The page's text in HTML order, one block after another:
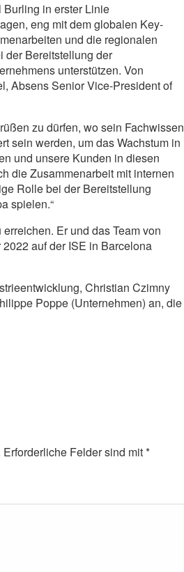
in erster Linie
eng mit dem globalen Key-
und die regionalen
der Bereitstellung der
unterstützen. Von
Absens Senior Vice-President of
zu dürfen, wo sein Fachwissen
sein werden, um das Wachstum in
und unsere Kunden in diesen
die Zusammenarbeit mit internen
Rolle bei der Bereitstellung
spielen.“
Er und das Team von
auf der ISE in Barcelona
Christian Czimny
Poppe (Unternehmen) an, die
Erforderliche Felder sind mit*